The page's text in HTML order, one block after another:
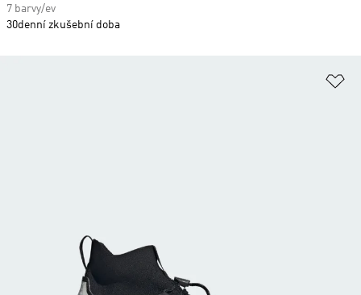
7 barvy/ev
30denní zkušební doba